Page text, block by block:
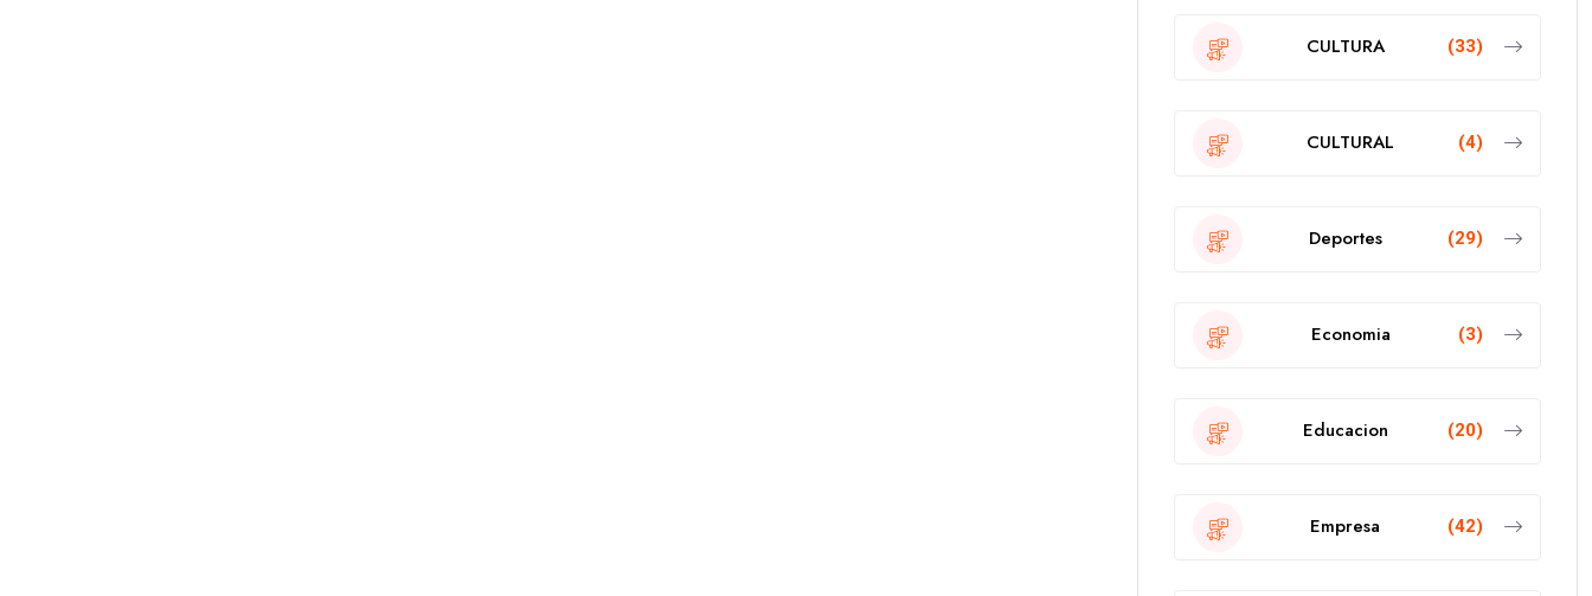
CULTURA (33)
CULTURAL (4)
Deportes (29)
Economia (3)
Educacion (20)
Empresa (42)